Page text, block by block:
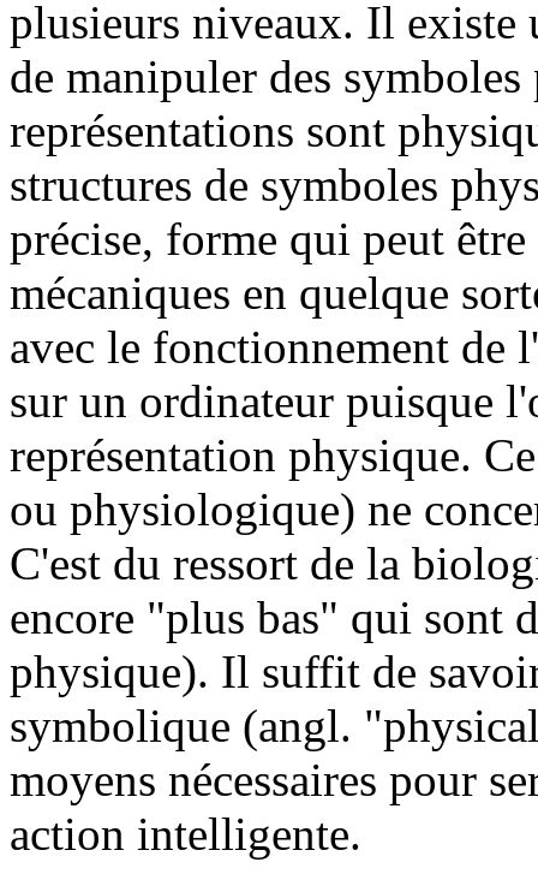
plusieurs niveaux. Il existe
de manipuler des
représentations sont
structures de symboles
précise, forme qui peut
mécaniques en quelque
avec le fonctionnement
sur un ordinateur puisque
représentation physique.
ou physiologique) ne
C'est du ressort de la
encore "plus bas" qui sont
physique). Il suffit de
symbolique (angl.
moyens nécessaires pour
action intelligente.